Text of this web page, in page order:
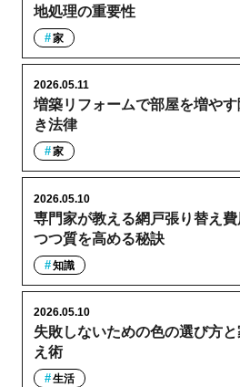
地処理の重要性
家
増築リフォームで部屋を増や
き法律
2026.05.11
家
専門家が教える網戸張り替え
つつ質を高める秘訣
2026.05.10
知識
失敗しないための色の選び方
え術
2026.05.10
生活